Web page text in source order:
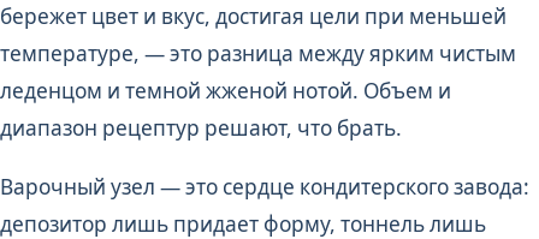
бережет цвет и вкус, достигая цели при меньшей
температуре, — это разница между ярким чистым
леденцом и темной жженой нотой. Объем и
диапазон рецептур решают, что брать.
Варочный узел — это сердце кондитерского завода:
депозитор лишь придает форму, тоннель лишь